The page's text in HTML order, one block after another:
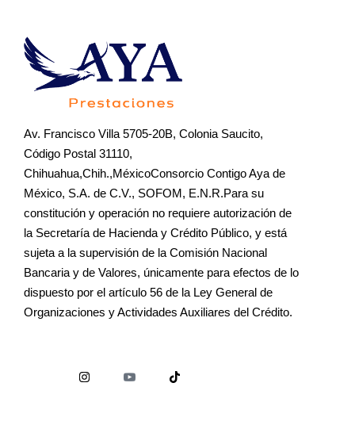
Av. Francisco Villa 5705-20B, Colonia Saucito,
Código Postal 31110,
Chihuahua,Chih.,MéxicoConsorcio Contigo Aya de
México, S.A. de C.V., SOFOM, E.N.R.Para su
constitución y operación no requiere autorización de
la Secretaría de Hacienda y Crédito Público, y está
sujeta a la supervisión de la Comisión Nacional
Bancaria y de Valores, únicamente para efectos de lo
dispuesto por el artículo 56 de la Ley General de
Organizaciones y Actividades Auxiliares del Crédito.